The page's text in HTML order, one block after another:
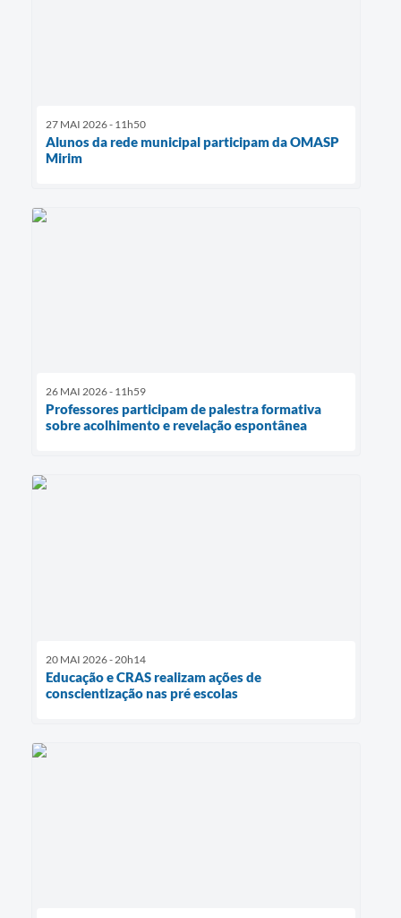
27 MAI 2026 - 11h50
Alunos da rede municipal participam da OMASP
Mirim
26 MAI 2026 - 11h59
Professores participam de palestra formativa
sobre acolhimento e revelação espontânea
20 MAI 2026 - 20h14
Educação e CRAS realizam ações de
conscientização nas pré escolas